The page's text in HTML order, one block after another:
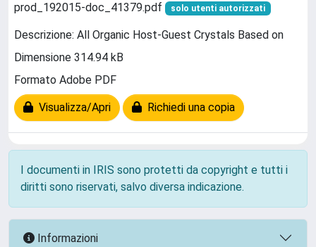
prod_192015-doc_41379.pdf solo utenti autorizzati
Descrizione: All Organic Host-Guest Crystals Based on
Dimensione 314.94 kB
Formato Adobe PDF
Visualizza/Apri Richiedi una copia
I documenti in IRIS sono protetti da copyright e tutti i
diritti sono riservati, salvo diversa indicazione.
Informazioni